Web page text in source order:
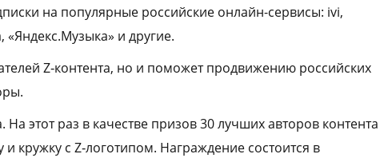
на популярные российские онлайн-сервисы: ivi,
и другие.
Z‑контента, но и поможет продвижению российских
этот раз в качестве призов 30 лучших авторов контента
и кружку с Z‑логотипом. Награждение состоится в